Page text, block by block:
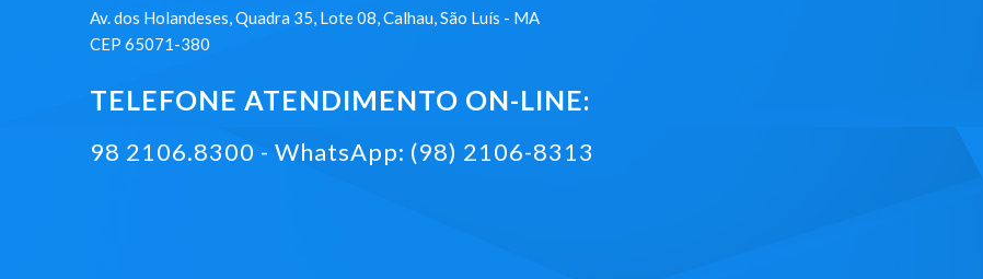
Av. dos Holandeses, Quadra 35, Lote 08, Calhau, São Luís - MA
CEP 65071-380
TELEFONE ATENDIMENTO ON-LINE:
98 2106.8300 - WhatsApp: (98) 2106-8313